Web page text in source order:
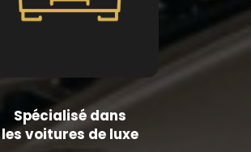
Spécialisé dans
les voitures de luxe